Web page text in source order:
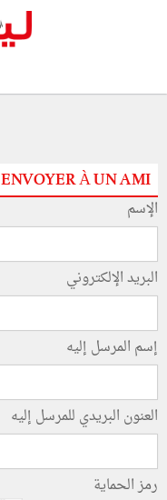
ENVOYER À UN AMI
الإسم
البريد الإلكتروني
إسم المرسل إليه
العنون البريدي للمرسل إليه
رمز الحماية